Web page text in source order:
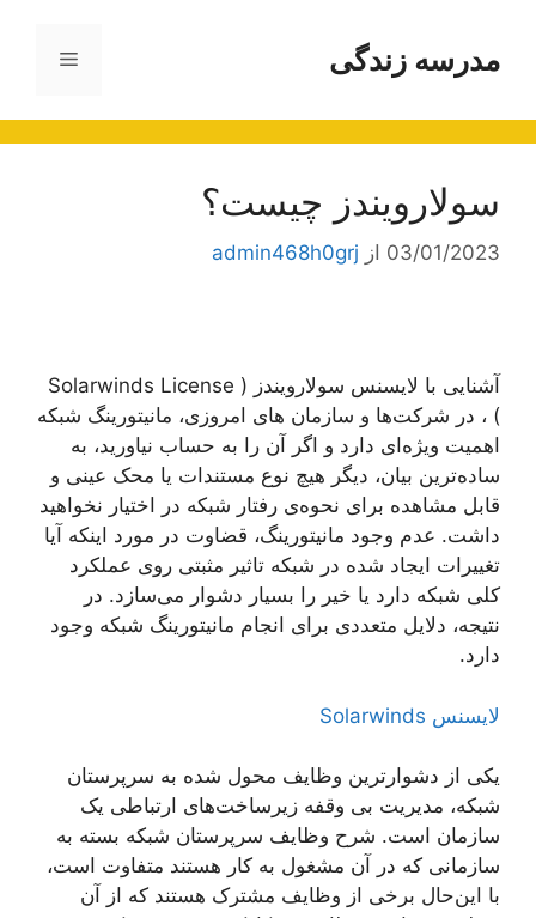
محتوامدرسه زندگی فهرست
سولارویندز چیست؟
03/01/2023 از admin468h0grj
آشنایی با لایسنس سولارویندز ( Solarwinds License
) ، در شرکت‌‌ها و سازمان های امروزی، مانیتورینگ شبکه
اهمیت ویژه‌ای دارد و اگر آن را به حساب نیاورید، به
ساده‌ترین بیان، دیگر هیچ نوع مستندات یا محک عینی و
قابل مشاهده برای نحوه‌ی رفتار شبکه در اختیار نخواهید
داشت. عدم وجود مانیتورینگ، قضاوت در مورد اینکه آیا
تغییرات ایجاد شده در شبکه تاثیر مثبتی روی عملکرد
کلی شبکه دارد یا خیر را بسیار دشوار می‌سازد. در
نتیجه، دلایل متعددی برای انجام مانیتورینگ شبکه وجود
دارد.
لایسنس Solarwinds
یکی از دشوارترین وظایف محول شده به سرپرستان
شبکه، مدیریت بی وقفه زیرساخت‌های ارتباطی یک
سازمان است. شرح وظایف سرپرستان شبکه بسته به
سازمانی که در آن مشغول به کار هستند متفاوت است،
با این‌حال برخی از وظایف مشترک هستند که از آن